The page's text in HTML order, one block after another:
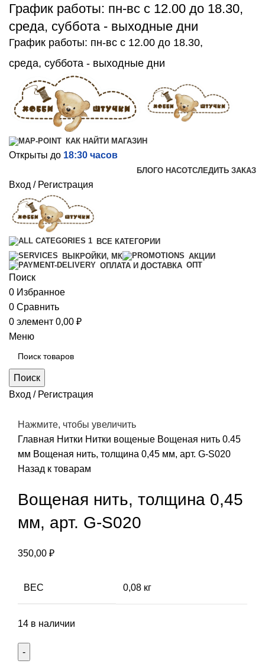
График работы: пн-вс с 12.00 до 18.30,
среда, суббота - выходные дни
График работы: пн-вс с 12.00 до 18.30,
среда, суббота - выходные дни
КАК НАЙТИ МАГАЗИН
Открыты до 18:30 часов
БЛОГО НАСОТСЛЕДИТЬ ЗАКАЗ
Вход / Регистрация
ВСЕ КАТЕГОРИИ
ВЫКРОЙКИ, МК
АКЦИИ
ОПЛАТА И ДОСТАВКА ОПТ
Поиск
0 Избранное
0 Сравнить
0 элемент 0,00 ₽
Меню
Поиск
Вход / Регистрация
Нажмите, чтобы увеличить
Главная Нитки Нитки вощеные Вощеная нить 0.45
мм Вощеная нить, толщина 0,45 мм, арт. G-S020
Назад к товарам
Вощеная нить, толщина 0,45
мм, арт. G-S020
350,00 ₽
ВЕС 0,08 кг
14 в наличии